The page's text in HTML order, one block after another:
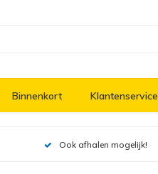
Binnenkort Klantenservice
Ook afhalen mogelijk!